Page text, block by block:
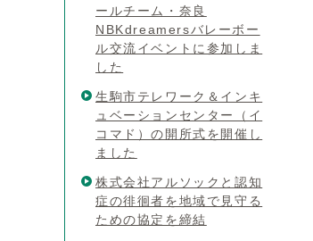
ールチーム・奈良
NBKdreamersバレーボー
ル交流イベントに参加しま
した
生駒市テレワーク＆インキ
ュベーションセンター（イ
コマド）の開所式を開催し
ました
株式会社アルソックと認知
症の徘徊者を地域で見守る
ための協定を締結